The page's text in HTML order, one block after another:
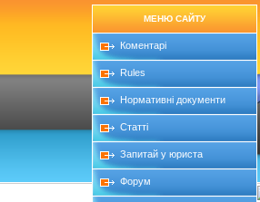
МЕНЮ САЙТУ
Коментарі
Rules
Нормативні документи
Статті
Запитай у юриста
Форум